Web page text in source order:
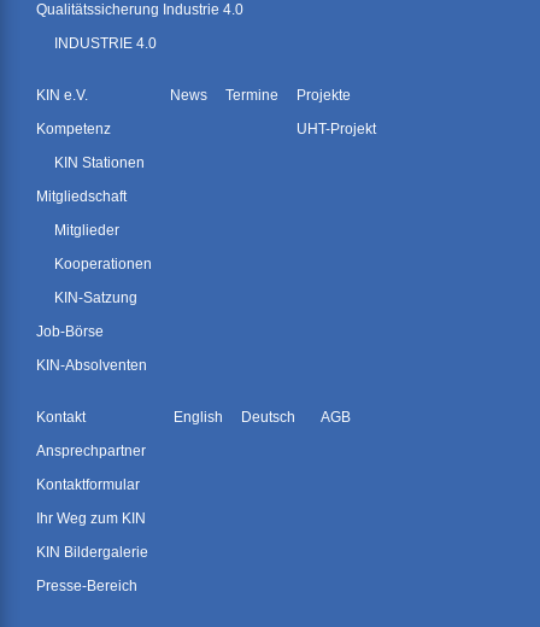
Qualitätssicherung Industrie 4.0
INDUSTRIE 4.0
KIN e.V.
Kompetenz
KIN Stationen
Mitgliedschaft
Mitglieder
Kooperationen
KIN-Satzung
Job-Börse
KIN-Absolventen
News Termine
Projekte
UHT-Projekt
Kontakt
Ansprechpartner
Kontaktformular
Ihr Weg zum KIN
KIN Bildergalerie
Presse-Bereich
English Deutsch AGB